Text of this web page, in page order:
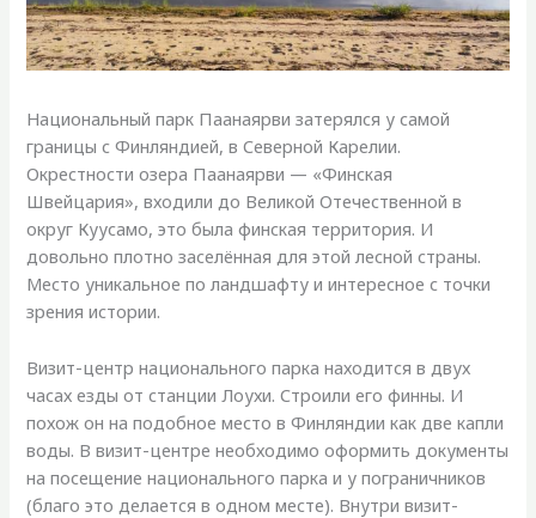
Национальный парк Паанаярви затерялся у самой
границы с Финляндией, в Северной Карелии.
Окрестности озера Паанаярви — «Финская
Швейцария», входили до Великой Отечественной в
округ Куусамо, это была финская территория. И
довольно плотно заселённая для этой лесной страны.
Место уникальное по ландшафту и интересное с точки
зрения истории.
Визит-центр национального парка находится в двух
часах езды от станции Лоухи. Строили его финны. И
похож он на подобное место в Финляндии как две капли
воды. В визит-центре необходимо оформить документы
на посещение национального парка и у пограничников
(благо это делается в одном месте). Внутри визит-